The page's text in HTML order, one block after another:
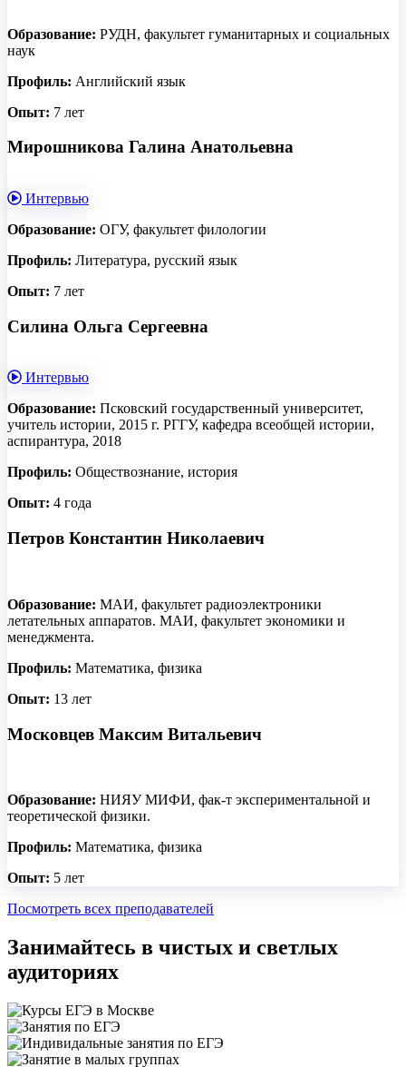
Образование: РУДН, факультет гуманитарных и социальных
наук
Профиль: Английский язык
Опыт: 7 лет
Мирошникова Галина Анатольевна
Интервью
Образование: ОГУ, факультет филологии
Профиль: Литература, русский язык
Опыт: 7 лет
Силина Ольга Сергеевна
Интервью
Образование: Псковский государственный университет,
учитель истории, 2015 г. РГГУ, кафедра всеобщей истории,
аспирантура, 2018
Профиль: Обществознание, история
Опыт: 4 года
Петров Константин Николаевич
Образование: МАИ, факультет радиоэлектроники
летательных аппаратов. МАИ, факультет экономики и
менеджмента.
Профиль: Математика, физика
Опыт: 13 лет
Московцев Максим Витальевич
Образование: НИЯУ МИФИ, фак-т экспериментальной и
теоретической физики.
Профиль: Математика, физика
Опыт: 5 лет
Посмотреть всех преподавателей
Занимайтесь в чистых и светлых
аудиториях